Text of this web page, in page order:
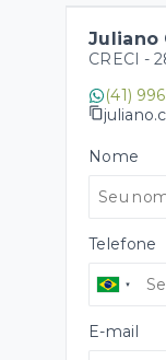
Juliano
CRECI -
(41)
Nome
Telefone
E-mail